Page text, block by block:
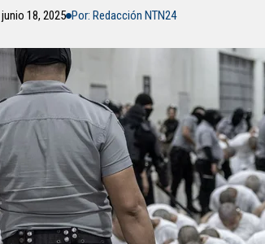
junio 18, 2025 Por: Redacción NTN24